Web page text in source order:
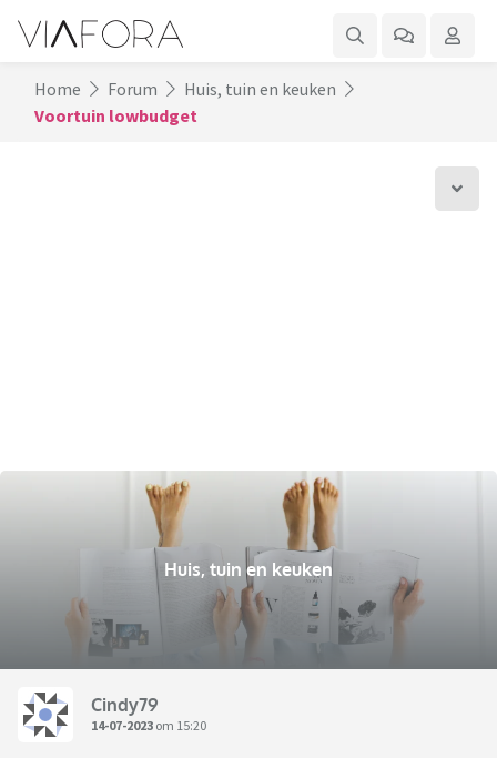
Home Forum
Huis, tuin en keuken
Voortuin lowbudget
Huis, tuin en keuken
Cindy79
14-07-2023 om 15:20